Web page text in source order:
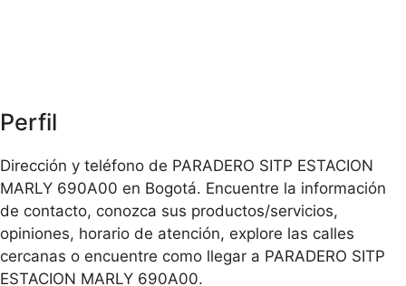
Perfil
Dirección y teléfono de PARADERO SITP ESTACION
MARLY 690A00 en Bogotá. Encuentre la información
de contacto, conozca sus productos/servicios,
opiniones, horario de atención, explore las calles
cercanas o encuentre como llegar a PARADERO SITP
ESTACION MARLY 690A00.